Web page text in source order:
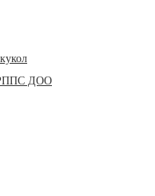
РППС ДОО